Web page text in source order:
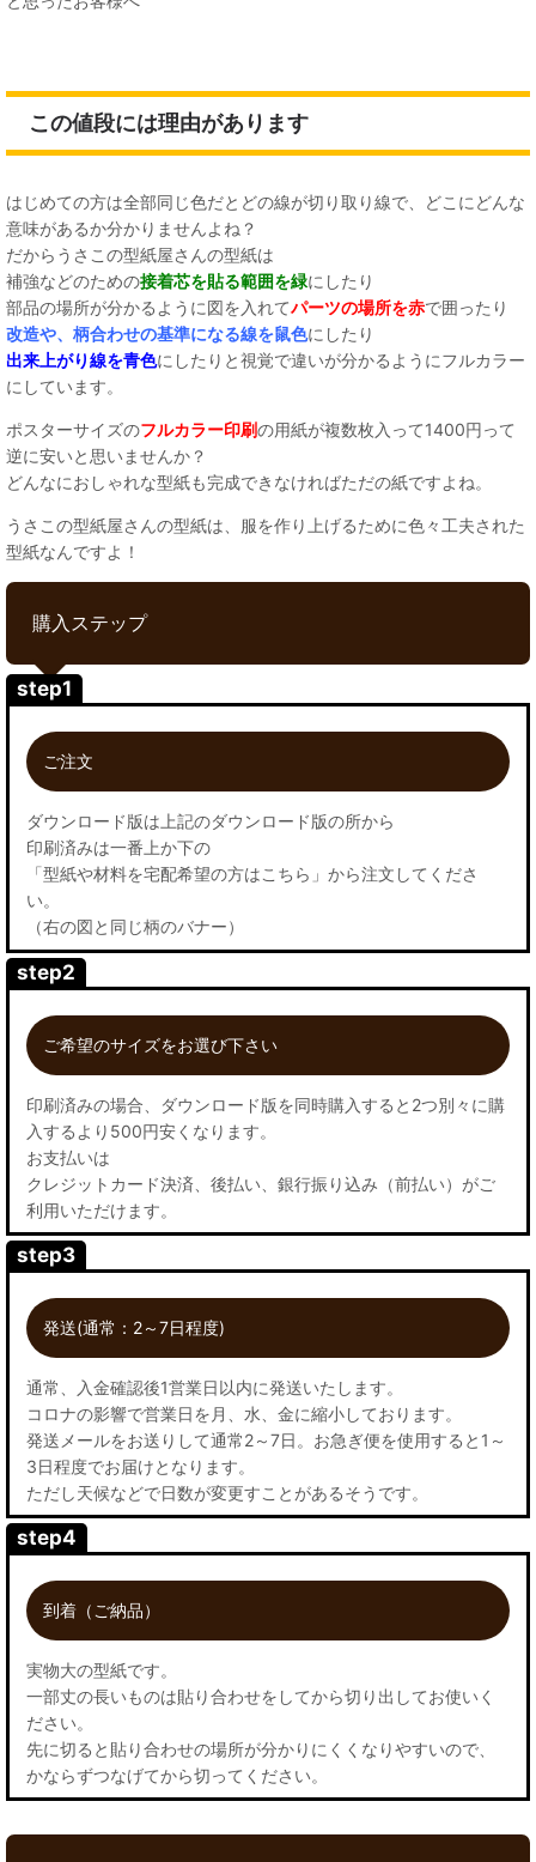
この値段には理由があります
はじめての方は全部同じ色だとどの線が切り取り線で、どこにどんな
意味があるか分かりませんよね？
だからうさこの型紙屋さんの型紙は
補強などのための接着芯を貼る範囲を緑にしたり
部品の場所が分かるように図を入れてパーツの場所を赤で囲ったり
改造や、柄合わせの基準になる線を鼠色にしたり
出来上がり線を青色にしたりと視覚で違いが分かるようにフルカラー
にしています。
ポスターサイズのフルカラー印刷の用紙が複数枚入って1400円って
逆に安いと思いませんか？
どんなにおしゃれな型紙も完成できなければただの紙ですよね。
うさこの型紙屋さんの型紙は、服を作り上げるために色々工夫された
型紙なんですよ！
購入ステップ
step1
ご注文
ダウンロード版は上記のダウンロード版の所から
印刷済みは一番上か下の
「型紙や材料を宅配希望の方はこちら」から注文してくださ
い。
（右の図と同じ柄のバナー）
step2
ご希望のサイズをお選び下さい
印刷済みの場合、ダウンロード版を同時購入すると2つ別々に購
入するより500円安くなります。
お支払いは
クレジットカード決済、後払い、銀行振り込み（前払い）がご
利用いただけます。
step3
発送(通常：2～7日程度)
通常、入金確認後1営業日以内に発送いたします。
コロナの影響で営業日を月、水、金に縮小しております。
発送メールをお送りして通常2～7日。お急ぎ便を使用すると1～
3日程度でお届けとなります。
ただし天候などで日数が変更すことがあるそうです。
step4
到着（ご納品）
実物大の型紙です。
一部丈の長いものは貼り合わせをしてから切り出してお使いく
ださい。
先に切ると貼り合わせの場所が分かりにくくなりやすいので、
かならずつなげてから切ってください。